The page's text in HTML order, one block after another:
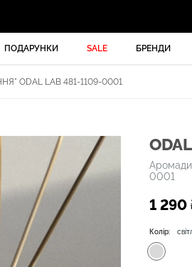
ПОДАРУНКИ SALE БРЕНДИ
ODAL LAB 481-1109-0001
0001
1 290
Колір: